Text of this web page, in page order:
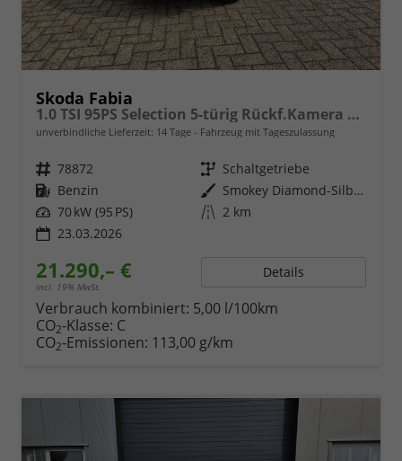
Skoda Fabia
1.0 TSI 95PS Selection 5-türig Rückf.Kamera Parksensoren Sitzheizung Multifunktionslenkrad Klima Skoda-Radio Bluetooth Touchscreen Tempomat Nebelsch. Apple CarPlay + Android Auto
unverbindliche Lieferzeit: 14 Tage Fahrzeug mit Tageszulassung
Fahrzeugnr. 78872 Getriebe Schaltgetriebe
Kraftstoff Benzin Außenfarbe
Smokey Diamond-Silber Metallic
Leistung 70 kW (95 PS) Kilometerstand 2 km
23.03.2026
21.290,– €
incl. 19% MwSt.
Details
Verbrauch kombiniert: 5,00 l/100km
CO2-Klasse: C
CO2-Emissionen: 113,00 g/km